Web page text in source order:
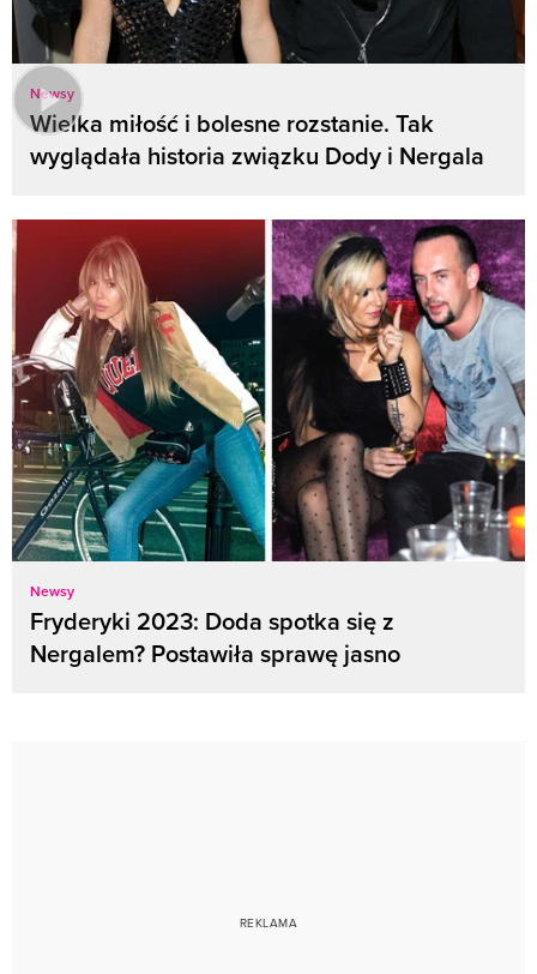
Newsy
Wielka miłość i bolesne rozstanie. Tak
wyglądała historia związku Dody i Nergala
Newsy
Fryderyki 2023: Doda spotka się z
Nergalem? Postawiła sprawę jasno